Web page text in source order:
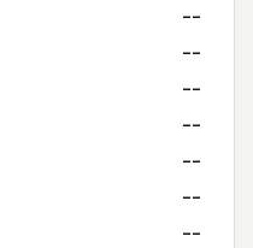
--
--
--
--
--
--
--